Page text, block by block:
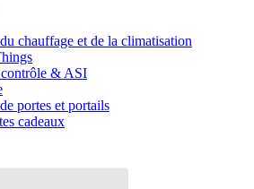
chauffage et de la climatisation
& ASI
portes et portails
cadeaux